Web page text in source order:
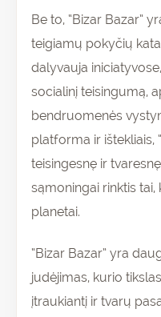
Be to, “Bizar Bazar”
teigiamų pokyčių
dalyvauja
socialinį teisingumą,
bendruomenės
platforma ir ištekliais,
teisingesnę ir
sąmoningai rinktis
planetai.
“Bizar Bazar” yra
judėjimas, kurio
įtraukiantį ir tvarų